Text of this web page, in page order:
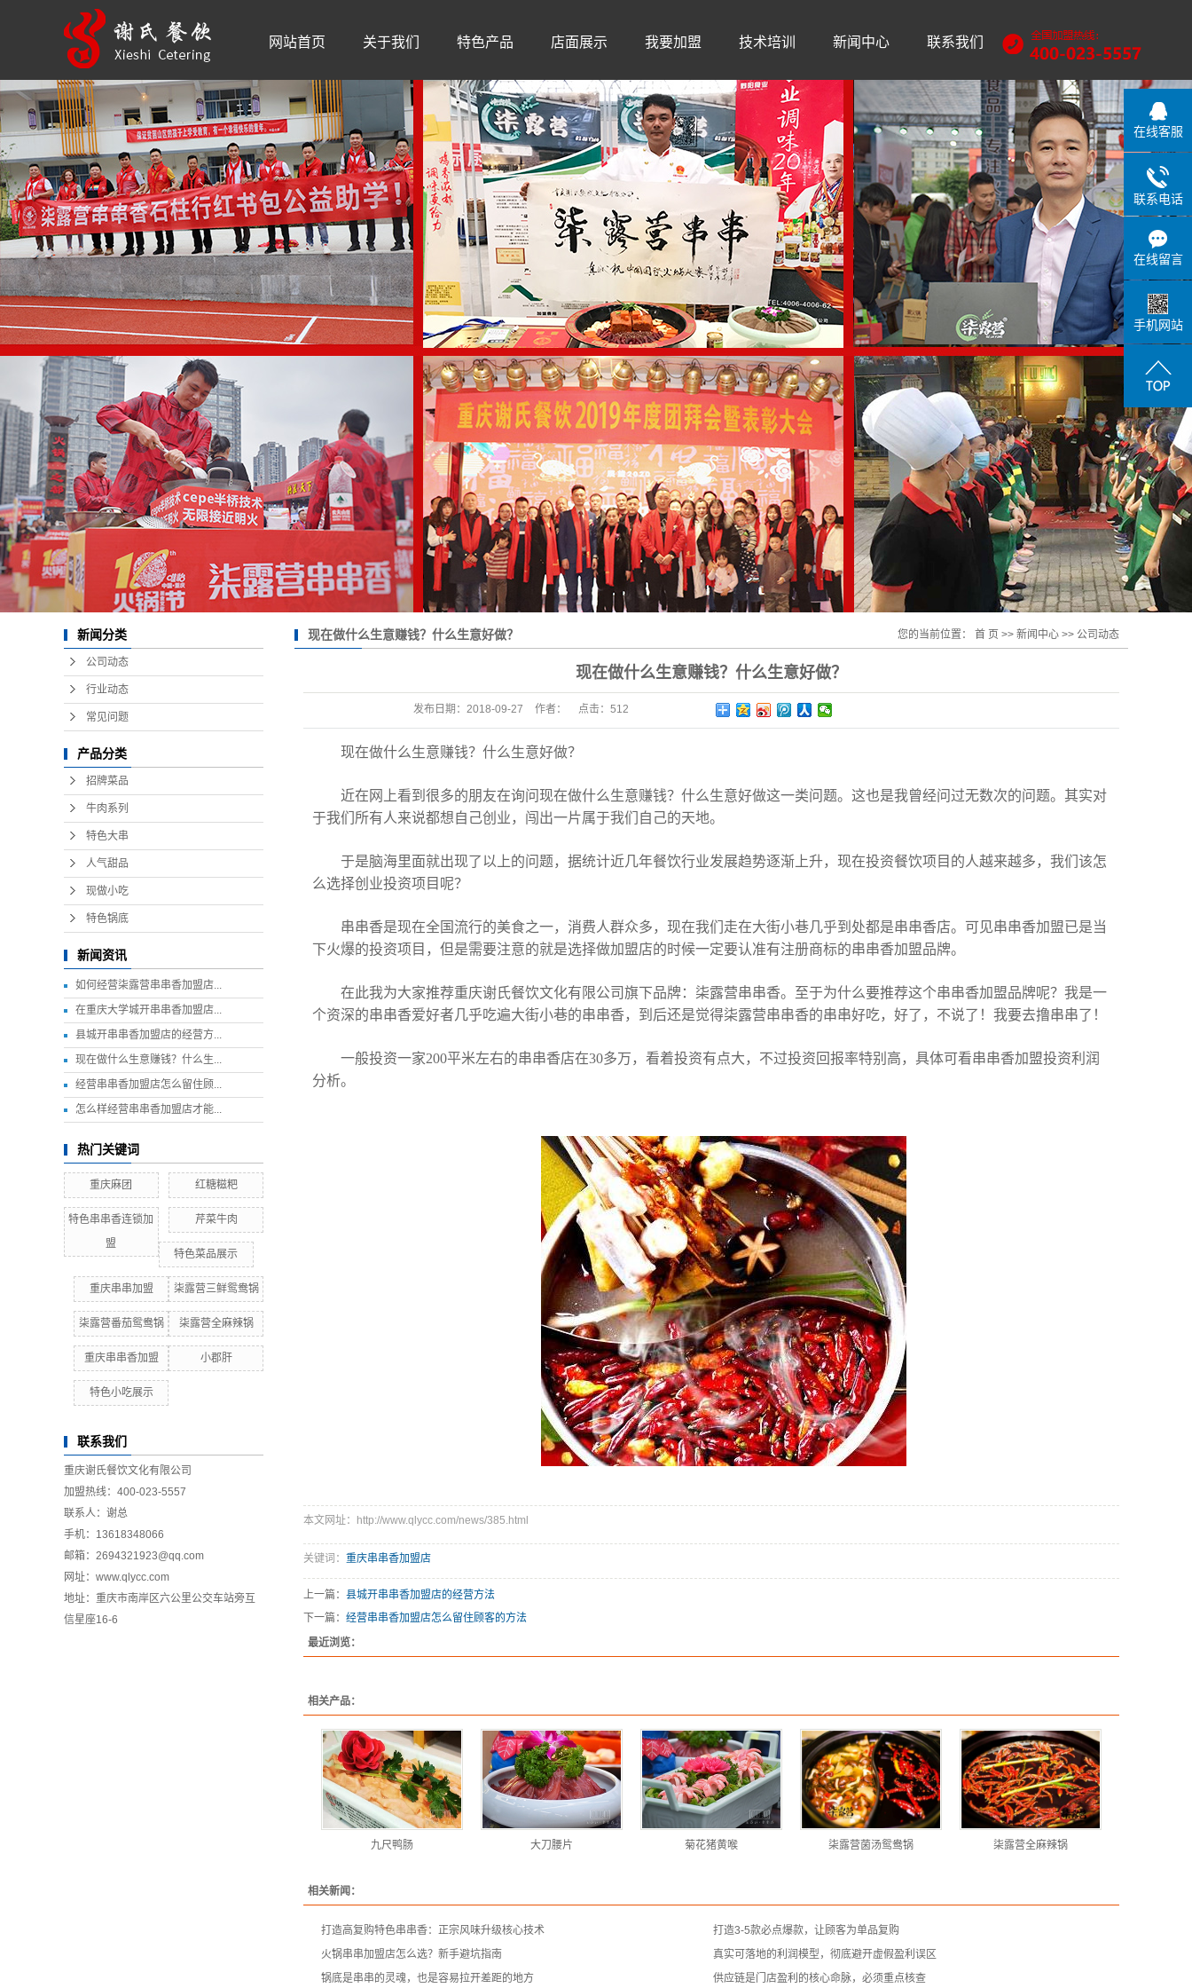
网站首页 关于我们
品牌荣誉
公司简介
品牌文化
特色产品
招牌菜品
牛肉系列
特色大串
人气甜品
现做小吃
特色锅底
店面展示
火爆场面
加盟店展示
店铺风格
我要加盟
加盟优势
加盟费及投资费用分析
加盟流程
技术培训 新闻中心
公司动态
行业动态
常见问题
联系我们
新闻分类
公司动态
行业动态
常见问题
产品分类
招牌菜品
牛肉系列
特色大串
人气甜品
现做小吃
特色锅底
新闻资讯
如何经营柒露营串串香加盟店...
在重庆大学城开串串香加盟店...
县城开串串香加盟店的经营方...
现在做什么生意赚钱？什么生...
经营串串香加盟店怎么留住顾...
怎么样经营串串香加盟店才能...
热门关键词
重庆麻团 红糖糍粑
特色串串香连锁加
盟
芹菜牛肉
特色菜品展示
重庆串串加盟 柒露营三鲜鸳鸯锅
柒露营番茄鸳鸯锅 柒露营全麻辣锅
重庆串串香加盟 小郡肝
特色小吃展示
联系我们
重庆谢氏餐饮文化有限公司
加盟热线：400-023-5557
联系人：谢总
手机：13618348066
邮箱：2694321923@qq.com
网址： www.qlycc.com
地址：重庆市南岸区六公里公交车站旁互
信星座16-6
现在做什么生意赚钱？什么生意好做？ 您的当前位置： 首 页 >> 新闻中心 >> 公司动态
现在做什么生意赚钱？什么生意好做？
发布日期： 2018-09-27 作者： 点击： 512
现在做什么生意赚钱？什么生意好做？
近在网上看到很多的朋友在询问现在做什么生意赚钱？什么生意好做这一类问题。这也是我曾经问过无数次的问题。其实对
于我们所有人来说都想自己创业，闯出一片属于我们自己的天地。
于是脑海里面就出现了以上的问题，据统计近几年餐饮行业发展趋势逐渐上升，现在投资餐饮项目的人越来越多，我们该怎
么选择创业投资项目呢？
串串香是现在全国流行的美食之一，消费人群众多，现在我们走在大街小巷几乎到处都是串串香店。可见串串香加盟已是当
下火爆的投资项目，但是需要注意的就是选择做加盟店的时候一定要认准有注册商标的串串香加盟品牌。
在此我为大家推荐重庆谢氏餐饮文化有限公司旗下品牌：柒露营串串香。至于为什么要推荐这个串串香加盟品牌呢？我是一
个资深的串串香爱好者几乎吃遍大街小巷的串串香，到后还是觉得柒露营串串香的串串好吃，好了，不说了！我要去撸串串了！
一般投资一家200平米左右的串串香店在30多万，看着投资有点大，不过投资回报率特别高，具体可看串串香加盟投资利润
分析。
本文网址：http://www.qlycc.com/news/385.html
关键词： 重庆串串香加盟店
上一篇： 县城开串串香加盟店的经营方法
下一篇： 经营串串香加盟店怎么留住顾客的方法
最近浏览：
相关产品：
九尺鸭肠 大刀腰片 菊花猪黄喉 柒露营菌汤鸳鸯锅 柒露营全麻辣锅
相关新闻：
打造高复购特色串串香：正宗风味升级核心技术
打造3-5款必点爆款，让顾客为单品复购
火锅串串加盟店怎么选？新手避坑指南
真实可落地的利润模型，彻底避开虚假盈利误区
锅底是串串的灵魂，也是容易拉开差距的地方
供应链是门店盈利的核心命脉，必须重点核查
在线客服
联系电话
在线留言
手机网站